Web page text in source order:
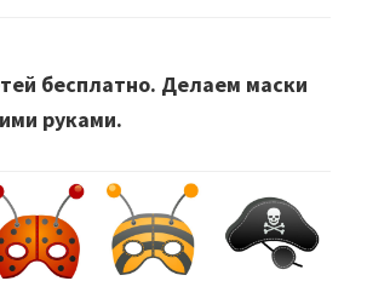
бесплатно. Делаем маски
руками.